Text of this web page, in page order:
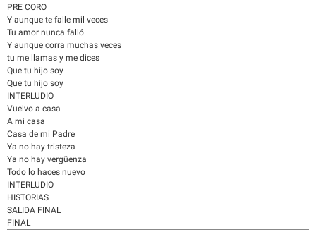
PRE CORO
Y aunque te falle mil veces
Tu amor nunca falló
Y aunque corra muchas veces
tu me llamas y me dices
Que tu hijo soy
Que tu hijo soy
INTERLUDIO
Vuelvo a casa
A mi casa
Casa de mi Padre
Ya no hay tristeza
Ya no hay vergüenza
Todo lo haces nuevo
INTERLUDIO
HISTORIAS
SALIDA FINAL
FINAL